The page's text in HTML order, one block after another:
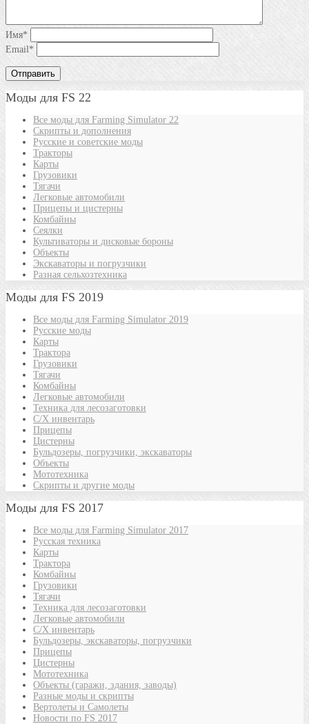
Имя*
Email*
Моды для FS 22
Все моды для Farming Simulator 22
Скрипты и дополнения
Русские и советские моды
Тракторы
Карты
Грузовики
Тягачи
Легковые автомобили
Прицепы и цистерны
Комбайны
Сеялки
Культиваторы и дисковые бороны
Объекты
Экскаваторы и погрузчики
Разная сельхозтехника
Моды для FS 2019
Все моды для Farming Simulator 2019
Русские моды
Карты
Трактора
Грузовики
Тягачи
Комбайны
Легковые автомобили
Техника для лесозаготовки
С/Х инвентарь
Прицепы
Цистерны
Бульдозеры, погрузчики, экскаваторы
Объекты
Мототехника
Скрипты и другие моды
Моды для FS 2017
Все моды для Farming Simulator 2017
Русская техника
Карты
Трактора
Комбайны
Грузовики
Тягачи
Техника для лесозаготовки
Легковые автомобили
С/Х инвентарь
Бульдозеры, экскаваторы, погрузчики
Прицепы
Цистерны
Мототехника
Объекты (гаражи, здания, заводы)
Разные моды и скрипты
Вертолеты и Самолеты
Новости по FS 2017